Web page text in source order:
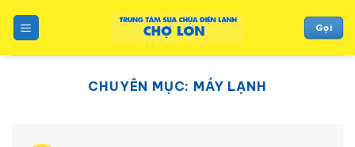
content
Gọi
CHUYÊN MỤC: MÁY LẠNH